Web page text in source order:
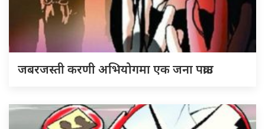
जबरजस्ती करणी अभियोगमा एक जना पक्राउ